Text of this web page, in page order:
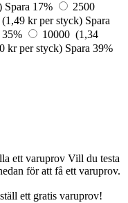
Spara 17%
2500
kr per styck) Spara
35%
10000 (1,34
kr per styck) Spara 39%
ett varuprov Vill du testa
för att få ett varuprov.
ett gratis varuprov!